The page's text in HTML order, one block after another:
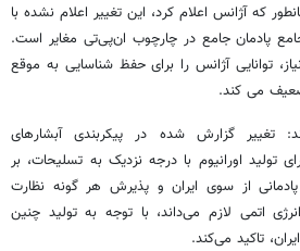
که آژانس اعلام کرد، این تغییر اعلام نشده با
پادمان جامع در چارچوب ان‌پی‌تی مغایر است.
توانایی آژانس را برای حفظ شناسایی به موقع
می کند.
تغییر گزارش شده در پیکربندی آبشارهای
تولید اورانیوم با درجه نزدیک به تسلیحات، بر
از سوی ایران و پذیرش هر گونه نظارت
اتمی لازم می‌داند، با توجه به تولید چنین
تاکید می‌کند.